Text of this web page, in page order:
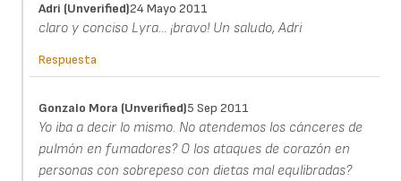
Adri (unverified)24 Mayo 2011
claro y conciso Lyra... ¡bravo! Un saludo, Adri
Respuesta
Gonzalo Mora (unverified)5 Sep 2011
Yo iba a decir lo mismo. No atendemos los cánceres de
pulmón en fumadores? O los ataques de corazón en
personas con sobrepeso con dietas mal equlibradas?